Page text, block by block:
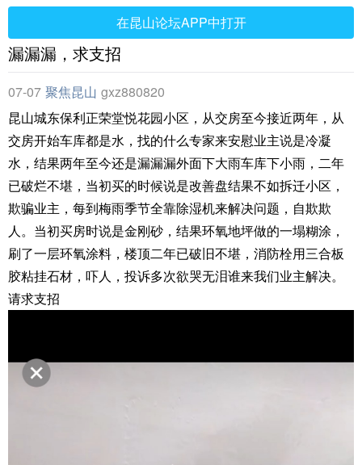
在昆山论坛APP中打开
漏漏漏，求支招
07-07 聚焦昆山 gxz880820
昆山城东保利正荣堂悦花园小区，从交房至今接近两年，从
交房开始车库都是水，找的什么专家来安慰业主说是冷凝
水，结果两年至今还是漏漏漏外面下大雨车库下小雨，二年
已破烂不堪，当初买的时候说是改善盘结果不如拆迁小区，
欺骗业主，每到梅雨季节全靠除湿机来解决问题，自欺欺
人。当初买房时说是金刚砂，结果环氧地坪做的一塌糊涂，
刷了一层环氧涂料，楼顶二年已破旧不堪，消防栓用三合板
胶粘挂石材，吓人，投诉多次欲哭无泪谁来我们业主解决。
请求支招